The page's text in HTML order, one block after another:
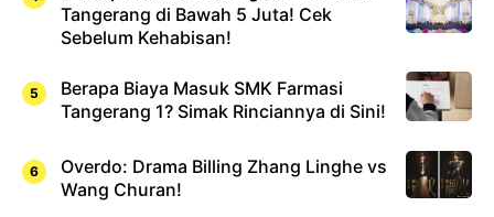
Tangerang di Bawah 5 Juta! Cek
Sebelum Kehabisan!
Berapa Biaya Masuk SMK Farmasi
Tangerang 1? Simak Rinciannya di Sini!
Overdo: Drama Billing Zhang Linghe vs
Wang Churan!